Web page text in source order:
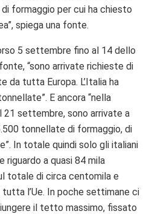
formaggio per cui ha chiesto
spiega una fonte.
5 settembre fino al 14 dello
“sono arrivate richieste di
da tutta Europa. L’Italia ha
E ancora “nella
21 settembre, sono arrivate a
tonnellate di formaggio, di
In totale quindi solo gli italiani
riguardo a quasi 84 mila
totale di circa centomila e
l’Ue. In poche settimane ci
il tetto massimo, fissato